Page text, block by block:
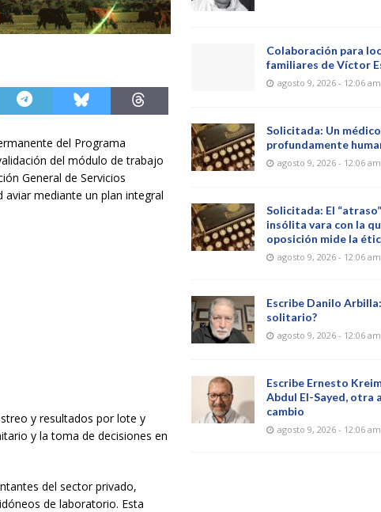
del Programa
del módulo de trabajo
General de Servicios
aviar mediante un plan integral
y resultados por lote y
y la toma de decisiones en
del sector privado,
de laboratorio. Esta
Colaboración para
familiares de Víctor
agosto 9, 2026 - 12:06 am
Solicitada: Un médico
profundamente
agosto 9, 2026 - 12:06 am
Solicitada: El
insólita vara con la
oposición mide la
agosto 9, 2026 - 12:06 am
Escribe Danilo
solitario?
agosto 9, 2026 - 12:06 am
Escribe Ernesto
Abdul El-Sayed, otra
cambio
agosto 9, 2026 - 12:06 am